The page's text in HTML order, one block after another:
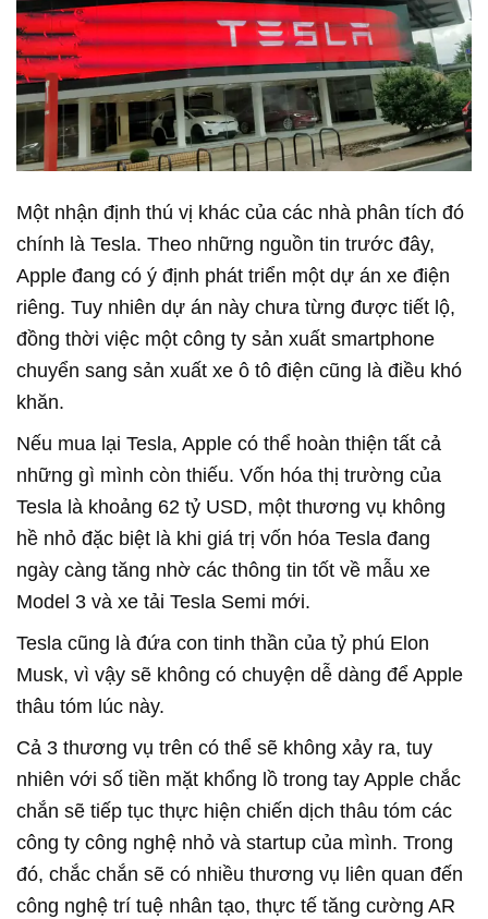
Một nhận định thú vị khác của các nhà phân tích đó
chính là Tesla. Theo những nguồn tin trước đây,
Apple đang có ý định phát triển một dự án xe điện
riêng. Tuy nhiên dự án này chưa từng được tiết lộ,
đồng thời việc một công ty sản xuất smartphone
chuyển sang sản xuất xe ô tô điện cũng là điều khó
khăn.
Nếu mua lại Tesla, Apple có thể hoàn thiện tất cả
những gì mình còn thiếu. Vốn hóa thị trường của
Tesla là khoảng 62 tỷ USD, một thương vụ không
hề nhỏ đặc biệt là khi giá trị vốn hóa Tesla đang
ngày càng tăng nhờ các thông tin tốt về mẫu xe
Model 3 và xe tải Tesla Semi mới.
Tesla cũng là đứa con tinh thần của tỷ phú Elon
Musk, vì vậy sẽ không có chuyện dễ dàng để Apple
thâu tóm lúc này.
Cả 3 thương vụ trên có thể sẽ không xảy ra, tuy
nhiên với số tiền mặt khổng lồ trong tay Apple chắc
chắn sẽ tiếp tục thực hiện chiến dịch thâu tóm các
công ty công nghệ nhỏ và startup của mình. Trong
đó, chắc chắn sẽ có nhiều thương vụ liên quan đến
công nghệ trí tuệ nhân tạo, thực tế tăng cường AR